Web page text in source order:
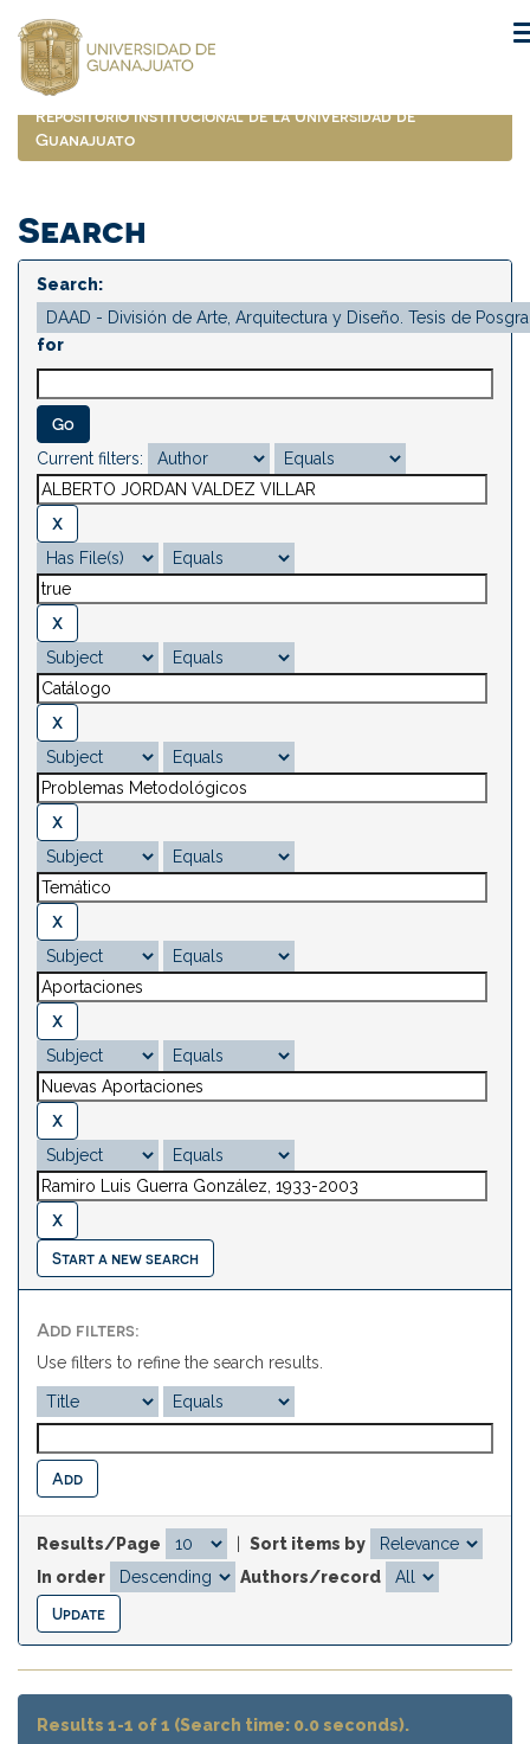
navigation
Repositorio Institucional de la Universidad de
Guanajuato
Search
Search:
for
Current filters:
Start a new search
Add filters:
Use filters to refine the search results.
Results/Page
Sort items by
In order
Authors/record
Results 1-1 of 1 (Search time: 0.0 seconds).